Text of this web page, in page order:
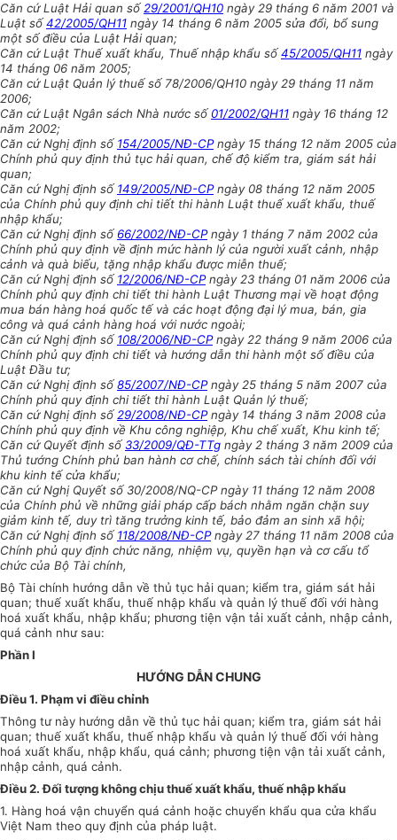
Căn cứ Luật Hải quan số 29/2001/QH10 ngày 29 tháng 6 năm 2001 và
Luật số42/2005/QH11 ngày 14 tháng 6 năm 2005 sửa đổi, bổ sung
một số điều của Luật Hải quan;
Căn cứ Luật Thuế xuất khẩu, Thuế nhập khẩu số45/2005/QH11 ngày
14 tháng 06 năm 2005;
Căn cứ Luật Quản lý thuế số 78/2006/QH10 ngày 29 tháng 11 năm
2006;
Căn cứ Luật Ngân sách Nhà nước số 01/2002/QH11 ngày 16 tháng 12
năm 2002;
Căn cứ Nghị định số 154/2005/NĐ-CPngày 15 tháng 12 năm 2005 của
Chính phủ quy định thủ tục hải quan, chế độ kiểm tra, giám sát hải
quan;
Căn cứ Nghị định số 149/2005/NĐ-CPngày 08 tháng 12 năm 2005
của Chính phủ quy định chi tiết thi hành Luật thuế xuất khẩu, thuế
nhập khẩu;
Căn cứ Nghị định số 66/2002/NĐ-CPngày 1 tháng 7 năm 2002 của
Chính phủ quy định về định mức hành lý của người xuất cảnh, nhập
cảnh và quà biếu, tặng nhập khẩu được miễn thuế;
Căn cứ Nghị định số 12/2006/NĐ-CPngày 23 tháng 01 năm 2006 của
Chính phủ quy định chi tiết thi hành Luật Thương mại về hoạt động
mua bán hàng hoá quốc tế và các hoạt động đại lý mua, bán, gia
công và quá cảnh hàng hoá với nước ngoài;
Căn cứ Nghị định số 108/2006/NĐ-CPngày 22 tháng 9 năm 2006 của
Chính phủ quy định chi tiết và hướng dẫn thi hành một số điều của
Luật Đầu tư;
Căn cứ Nghị định số85/2007/NĐ-CPngày 25 tháng 5 năm 2007 của
Chính phủ quy định chi tiết thi hành Luật Quản lý thuế;
Căn cứ Nghị định số 29/2008/NĐ-CPngày 14 tháng 3 năm 2008 của
Chính phủ quy định về Khu công nghiệp, Khu chế xuất, Khu kinh tế;
Căn cứ Quyết định số33/2009/QĐ-TTg ngày 2 tháng 3 năm 2009 của
Thủ tướng Chính phủ ban hành cơ chế, chính sách tài chính đối với
khu kinh tế cửa khẩu;
Căn cứ Nghị Quyết số 30/2008/NQ-CP ngày 11 tháng 12 năm 2008
của Chính phủ về những giải pháp cấp bách nhằm ngăn chặn suy
giảm kinh tế, duy trì tăng trưởng kinh tế, bảo đảm an sinh xã hội;
Căn cứ Nghị định số 118/2008/NĐ-CPngày 27 tháng 11 năm 2008 của
Chính phủ quy định chức năng, nhiệm vụ, quyền hạn và cơ cấu tổ
chức của Bộ Tài chính,
Bộ Tài chính hướng dẫn về thủ tục hải quan; kiểm tra, giám sát hải
quan; thuế xuất khẩu, thuế nhập khẩu và quản lý thuế đối với hàng
hoá xuất khẩu, nhập khẩu; phương tiện vận tải xuất cảnh, nhập cảnh,
quá cảnh như sau:
Phần I
HƯỚNG DẪN CHUNG
Điều 1. Phạm vi điều chỉnh
Thông tư này hướng dẫn về thủ tục hải quan; kiểm tra, giám sát hải
quan; thuế xuất khẩu, thuế nhập khẩu và quản lý thuế đối với hàng
hoá xuất khẩu, nhập khẩu, quá cảnh; phương tiện vận tải xuất cảnh,
nhập cảnh, quá cảnh.
Điều 2. Đối tượng không chịu thuế xuất khẩu, thuế nhập khẩu
1. Hàng hoá vận chuyển quá cảnh hoặc chuyển khẩu qua cửa khẩu
Việt Nam theo quy định của pháp luật.